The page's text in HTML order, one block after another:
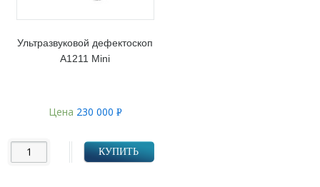
Ультразвуковой дефектоскоп
А1211 Mini
Цена 230 000 Р
КУПИТЬ